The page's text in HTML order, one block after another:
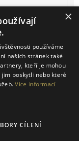
×
používáme
našich stránek také
kteří je mohou
poskytli nebo které
Více informací
CÍLENÍ